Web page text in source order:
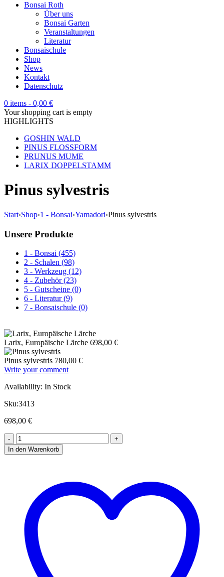
Bonsai Roth
Über uns
Bonsai Garten
Veranstaltungen
Literatur
Bonsaischule
Shop
News
Kontakt
Datenschutz
0 items - 0,00 €
Your shopping cart is empty
HIGHLIGHTS
GOSHIN WALD
PINUS FLOSSFORM
PRUNUS MUME
LARIX DOPPELSTAMM
Pinus sylvestris
Start›Shop›1 - Bonsai›Yamadori›Pinus sylvestris
Unsere Produkte
1 - Bonsai (455)
2 - Schalen (98)
3 - Werkzeug (12)
4 - Zubehör (23)
5 - Gutscheine (0)
6 - Literatur (9)
7 - Bonsaischule (0)
Larix, Europäische Lärche 698,00 €
Pinus sylvestris 780,00 €
Write your comment
Availability: In Stock
Sku:3413
698,00 €
In den Warenkorb